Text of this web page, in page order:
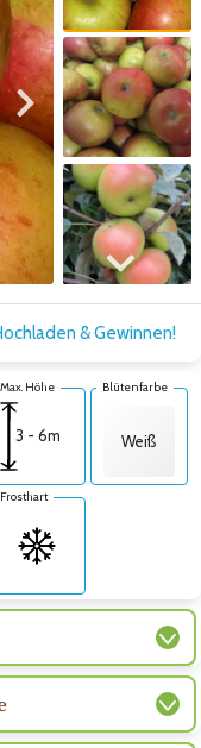
Zum nächsten Bild
Zum nächsten Bild
& Gewinnen!
Max. Höhe
3 - 6m
Blütenfarbe
Weiß
Frosthart